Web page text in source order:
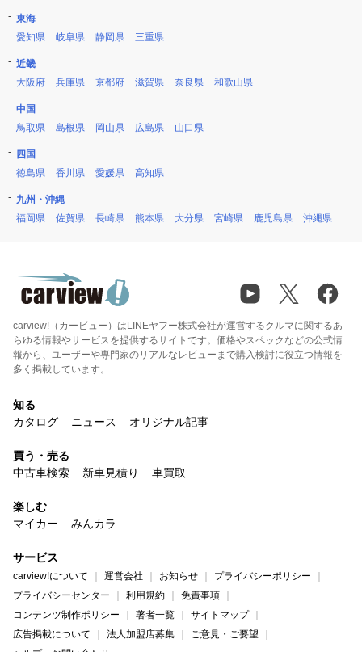
東海
愛知県
岐阜県 静岡県 三重県
近畿
大阪府
兵庫県 京都府 滋賀県 奈良県 和歌山県
中国
鳥取県
島根県 岡山県 広島県 山口県
四国
徳島県
香川県 愛媛県 高知県
九州・沖縄
福岡県
佐賀県 長崎県 熊本県 大分県 宮崎県 鹿児島県 沖縄県
carview!（カービュー）はLINEヤフー株式会社が運営するクルマに関するあ
らゆる情報やサービスを提供するサイトです。価格やスペックなどの公式情
報から、ユーザーや専門家のリアルなレビューまで購入検討に役立つ情報を
多く掲載しています。
知る
カタログ
ニュース オリジナル記事
買う・売る
中古車検索
新車見積り 車買取
楽しむ
マイカー
みんカラ
サービス
carview!について 運営会社 お知らせ
プライバシーポリシー
プライバシーセンター
利用規約
免責事項
コンテンツ制作ポリシー
著者一覧
サイトマップ
広告掲載について
法人加盟店募集
ご意見・ご要望